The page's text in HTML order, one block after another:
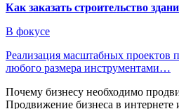
Как заказать строительство
В фокусе
Реализация масштабных проектов
любого размера инструментами…
Почему бизнесу необходимо
Продвижение бизнеса в интернете